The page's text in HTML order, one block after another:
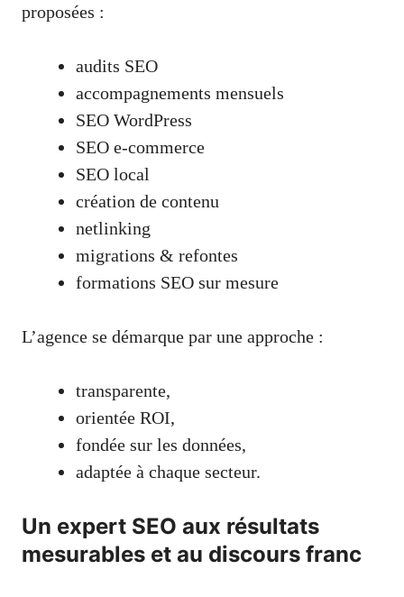
proposées :
audits SEO
accompagnements mensuels
SEO WordPress
SEO e-commerce
SEO local
création de contenu
netlinking
migrations & refontes
formations SEO sur mesure
L’agence se démarque par une approche :
transparente,
orientée ROI,
fondée sur les données,
adaptée à chaque secteur.
Un expert SEO aux résultats
mesurables et au discours franc